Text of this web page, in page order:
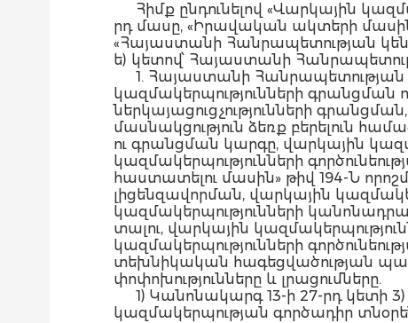
Հիմք ընդունելով «Վարկային
րդ մասը, «Իրավական ակտերի
«Հայաստանի Հանրապետության
ե) կետով՝ Հայաստանի
1. Հայաստանի Հանրապետության
կազմակերպությունների գրանցման
ներկայացուցչությունների
մասնակցություն ձեռք բերելուն
ու գրանցման կարգը, վարկային
կազմակերպությունների
հաստատելու մասին» թիվ 194-Ն
լիցենզավորման, վարկային
կազմակերպությունների
տալու, վարկային
կազմակերպությունների
տեխնիկական հագեցվածության
փոփոխությունները և լրացումները.
1) Կանոնակարգ 13-ի 27-րդ կետի
կազմակերպության գործադիր